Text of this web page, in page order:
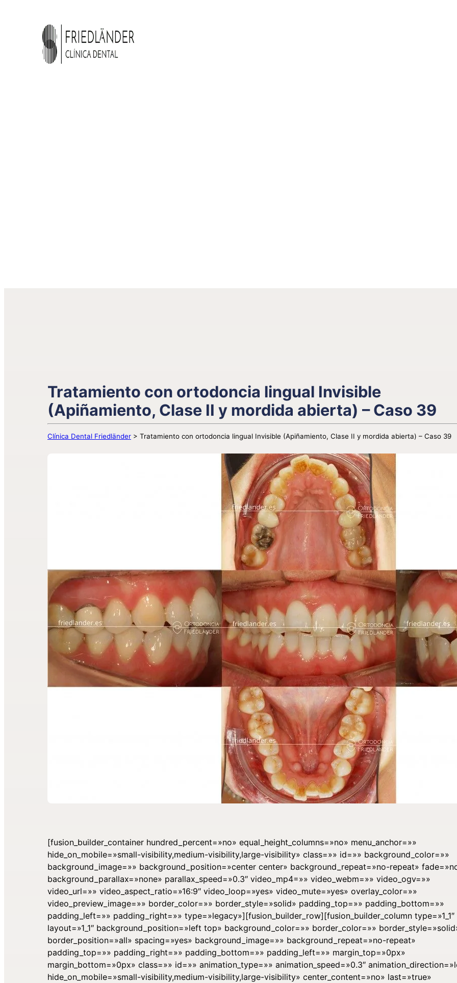
Tratamiento con ortodoncia lingual Invisible
(Apiñamiento, Clase II y mordida abierta) – Caso 39
Clínica Dental Friedländer > Tratamiento con ortodoncia lingual Invisible (Apiñamiento, Clase II y mordida abierta) – Caso 39
[fusion_builder_container hundred_percent=»no» equal_height_columns=»no» menu_anchor=»»
hide_on_mobile=»small-visibility,medium-visibility,large-visibility» class=»» id=»» background_color=»»
background_image=»» background_position=»center center» background_repeat=»no-repeat»
background_parallax=»none» parallax_speed=»0.3″ video_mp4=»» video_webm=»» video_ogv=»»
video_url=»» video_aspect_ratio=»16:9″ video_loop=»yes» video_mute=»yes» overlay_color=»»
video_preview_image=»» border_color=»» border_style=»solid» padding_top=»» padding_bottom=»»
padding_left=»» padding_right=»» type=»legacy»][fusion_builder_row][fusion_builder_column type=»1_1″
layout=»1_1″ background_position=»left top» background_color=»» border_color=»»
border_position=»all» spacing=»yes» background_image=»» background_repeat=»no-repeat»
padding_top=»» padding_right=»» padding_bottom=»» padding_left=»» margin_top=»0px»
margin_bottom=»0px» class=»» id=»» animation_type=»» animation_speed=»0.3″
hide_on_mobile=»small-visibility,medium-visibility,large-visibility» center_content=»no» last=»true»